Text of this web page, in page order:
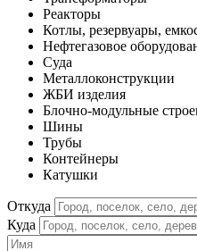
Реакторы
Котлы, резервуары,
Нефтегазовое
Cуда
Металлоконструкции
ЖБИ изделия
Блочно-модульные
Шины
Трубы
Контейнеры
Катушки
Откуда
Куда